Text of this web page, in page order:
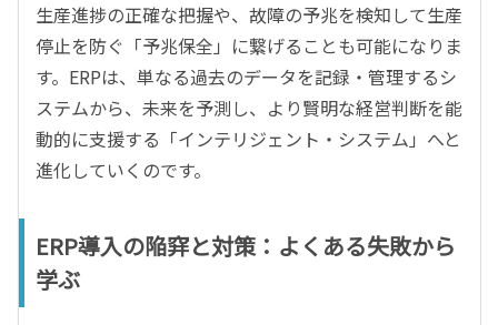
生産進捗の正確な把握や、故障の予兆を検知して生産
停止を防ぐ「予兆保全」に繋げることも可能になりま
す。ERPは、単なる過去のデータを記録・管理するシ
ステムから、未来を予測し、より賢明な経営判断を能
動的に支援する「インテリジェント・システム」へと
進化していくのです。
ERP導入の陥穽と対策：よくある失敗から
学ぶ